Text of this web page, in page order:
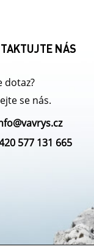
NÁS
dotaz?
se nás.
vavrys.cz
577 131 665